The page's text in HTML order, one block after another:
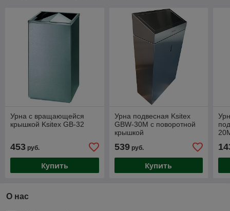
Урна с вращающейся
крышкой Ksitex GB-32
453 руб.
Купить
Урна подвесная Ksitex
GBW-30M с поворотной
крышкой
539руб.
Купить
О нас